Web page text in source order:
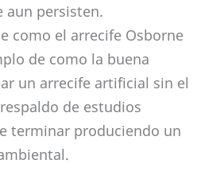
aun persisten.
como el arrecife Osborne
de como la buena
un arrecife artificial sin el
de estudios
terminar produciendo un